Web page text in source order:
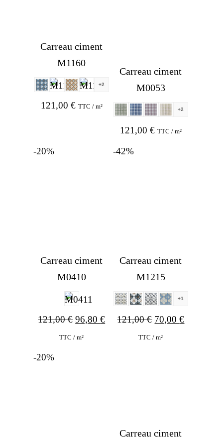
Carreau ciment
M1160
+2
121,00 € TTC / m²
Carreau ciment
M0053
+2
121,00 € TTC / m²
-20%
Carreau ciment
M0410
121,00€ Original
price
96,80€Current
TTC / m²
-42%
Carreau ciment
M1215
+1
121,00€ Original
price
70,00€Current
TTC / m²
-20%
Carreau ciment